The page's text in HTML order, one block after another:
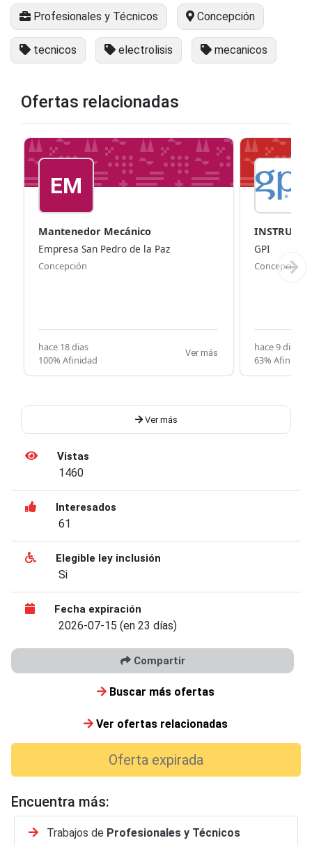
Profesionales y Técnicos Concepción
tecnicos electrolisis mecanicos
Ofertas relacionadas
EM
Mantenedor Mecánico
Empresa San Pedro de la Paz
Concepción
hace 18 dias
100% Afinidad
Ver más
GPI
Concepción
hace 9 dias
63% Afinidad
Ver más
Vistas
1460
Interesados
61
Elegible ley inclusión
Si
Fecha expiración
2026-07-15 (en 23 días)
Compartir
Buscar más ofertas
Ver ofertas relacionadas
Oferta expirada
Encuentra más:
Trabajos de Profesionales y Técnicos